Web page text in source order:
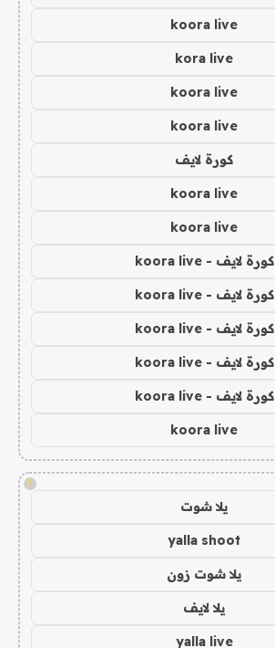
koora live
kora live
koora live
koora live
كورة لايف
koora live
koora live
كورة لايف - koora live
كورة لايف - koora live
كورة لايف - koora live
كورة لايف - koora live
كورة لايف - koora live
koora live
!
يلا شوت
yalla shoot
يلا شوت زون
يلا لايف
yalla live